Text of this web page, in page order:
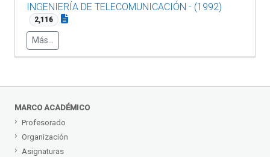
INGENIERÍA DE TELECOMUNICACIÓN - (1992)
2,116
Más...
MARCO ACADÉMICO
Profesorado
Organización
Asignaturas